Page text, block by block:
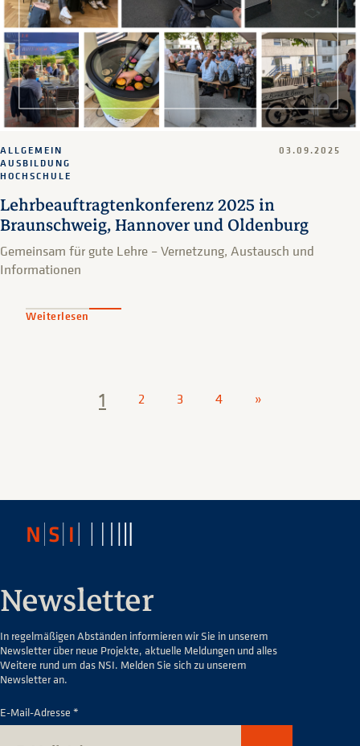
Lehrbeauftragtenkonferenz 2025 in
Braunschweig, Hannover und Oldenburg
ALLGEMEIN
AUSBILDUNG
HOCHSCHULE
03.09.2025
Gemeinsam für gute Lehre – Vernetzung, Austausch und
Informationen
Weiterlesen
1 2 3 4 »
Newsletter
In regelmäßigen Abständen informieren wir Sie in unserem
Newsletter über neue Projekte, aktuelle Meldungen und alles
Weitere rund um das NSI. Melden Sie sich zu unserem
Newsletter an.
E-Mail-Adresse *